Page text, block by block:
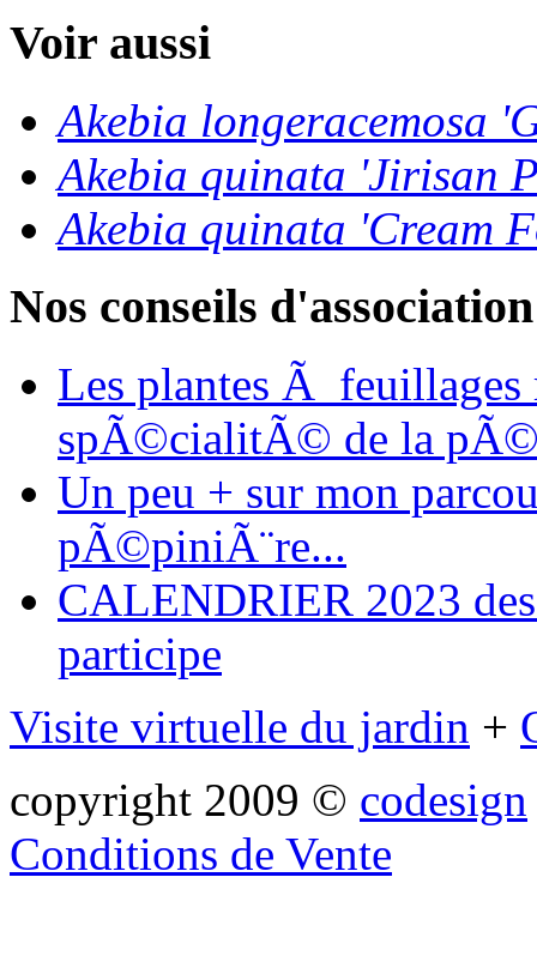
Voir aussi
Akebia longeracemosa
Akebia quinata 'Jirisan
Akebia quinata 'Cream
Nos conseils d'association
Les plantes Ã feuillages
spÃ©cialitÃ© de la
Un peu + sur mon
pÃ©piniÃ¨re...
CALENDRIER 2023
participe
Visite virtuelle du jardin +
copyright 2009 © codesign
Conditions de Vente